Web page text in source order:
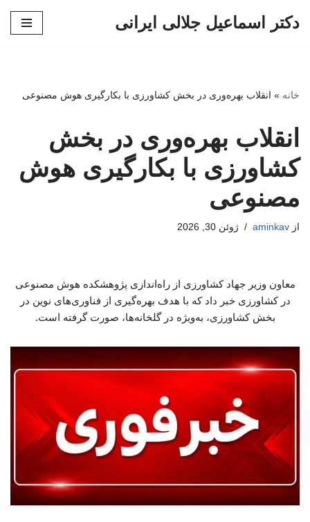
دکتر اسماعیل جلالی ایرانی
خانه » انقلاب بهره‌وری در بخش کشاورزی با بکارگیری هوش مصنوعی
انقلاب بهره‌وری در بخش
کشاورزی با بکارگیری هوش
مصنوعی
از aminkav ژوئن 30, 2026
معاون وزیر جهاد کشاورزی از راه‌اندازی پژوهشکده هوش مصنوعی
در کشاورزی خبر داد که با هدف بهره‌گیری از فناوری‌های نوین در
بخش کشاورزی، به‌ویژه در گلخانه‌ها، صورت گرفته است.